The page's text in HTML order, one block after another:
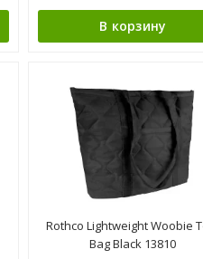
В корзину
Rothco Lightweight Woobie
Bag Black 13810